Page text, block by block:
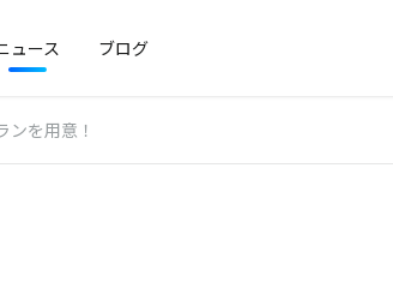
ュース ブログ
を用意！